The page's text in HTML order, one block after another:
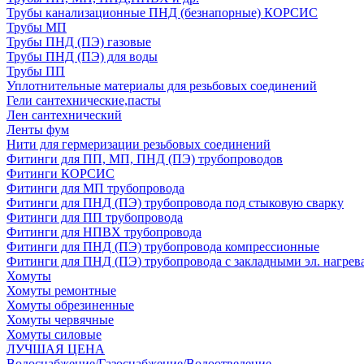
Трубы канализационные ПНД (безнапорные) КОРСИС
Трубы МП
Трубы ПНД (ПЭ) газовые
Трубы ПНД (ПЭ) для воды
Трубы ПП
Уплотнительные материалы для резьбовых соединений
Гели сантехнические,пасты
Лен сантехнический
Ленты фум
Нити для гермеризации резьбовых соединений
Фитинги для ПП, МП, ПНД (ПЭ) трубопроводов
Фитинги КОРСИС
Фитинги для МП трубопровода
Фитинги для ПНД (ПЭ) трубопровода под стыковую сварку
Фитинги для ПП трубопровода
Фитинги для НПВХ трубопровода
Фитинги для ПНД (ПЭ) трубопровода компрессионные
Фитинги для ПНД (ПЭ) трубопровода с закладными эл.
Хомуты
Хомуты ремонтные
Хомуты обрезиненные
Хомуты червячные
Хомуты силовые
ЛУЧШАЯ ЦЕНА